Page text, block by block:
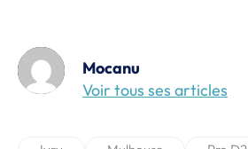
Mocanu
Voir tous ses articles